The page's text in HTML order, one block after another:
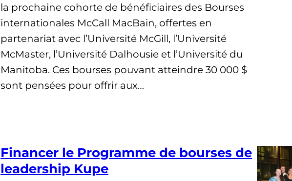
la prochaine cohorte de bénéficiaires des Bourses
internationales McCall MacBain, offertes en
partenariat avec l’Université McGill, l’Université
McMaster, l’Université Dalhousie et l’Université du
Manitoba. Ces bourses pouvant atteindre 30 000 $
sont pensées pour offrir aux…
Financer le Programme de bourses de
leadership Kupe